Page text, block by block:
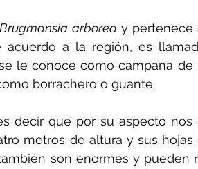
Brugmansia arborea y pertenece
acuerdo a la región, es
le conoce como campana de
borrachero o guante.
decir que por su aspecto nos
metros de altura y sus
son enormes y pueden